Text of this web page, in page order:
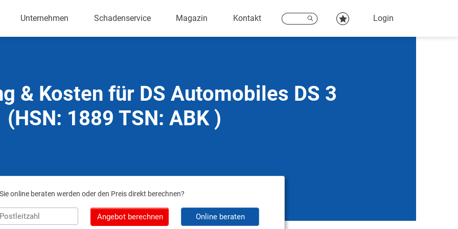
Unternehmen Schadenservice Magazin Kontakt Login
& Kosten für DS Automobiles DS 3
(HSN: 1889 TSN: ABK )
online beraten werden oder den Preis direkt berechnen?
Angebot berechnen Online beraten